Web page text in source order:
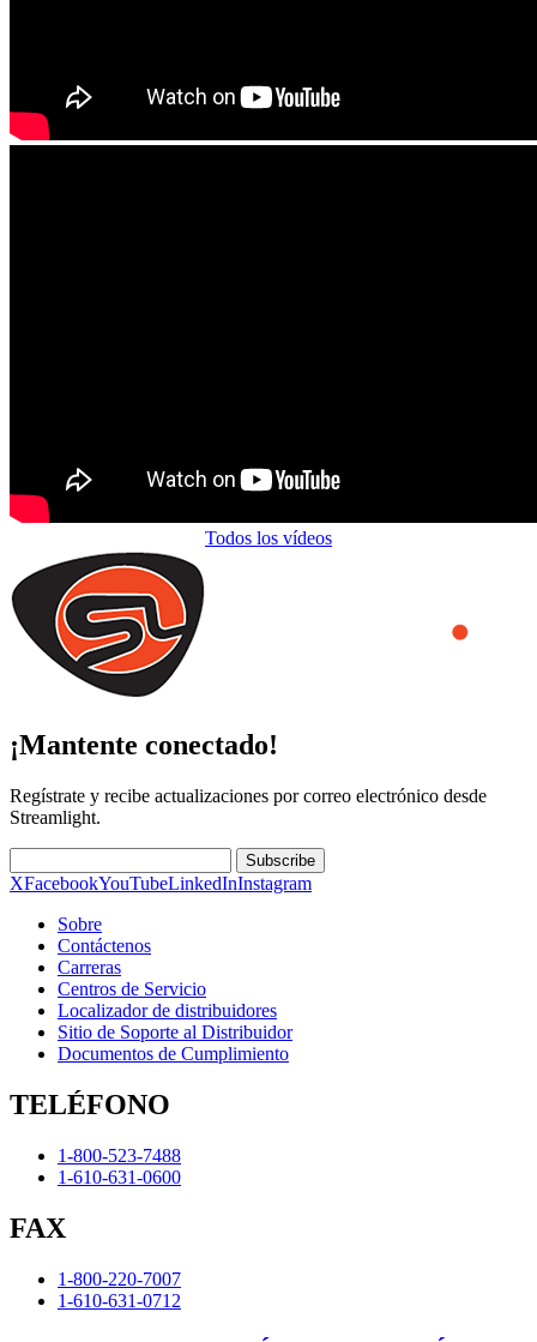
Todos los vídeos
¡Mantente conectado!
Regístrate y recibe actualizaciones por correo electrónico desde
Streamlight.
Subscribe
XFacebookYouTubeLinkedInInstagram
Sobre
Contáctenos
Carreras
Centros de Servicio
Localizador de distribuidores
Sitio de Soporte al Distribuidor
Documentos de Cumplimiento
TELÉFONO
1-800-523-7488
1-610-631-0600
FAX
1-800-220-7007
1-610-631-0712